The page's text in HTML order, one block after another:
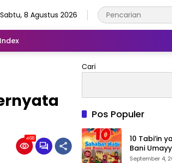
Sabtu, 8 Agustus 2026
Index
468
Cari
Pos Populer
10 Tabi’in
Bani
Teladan
September 4,